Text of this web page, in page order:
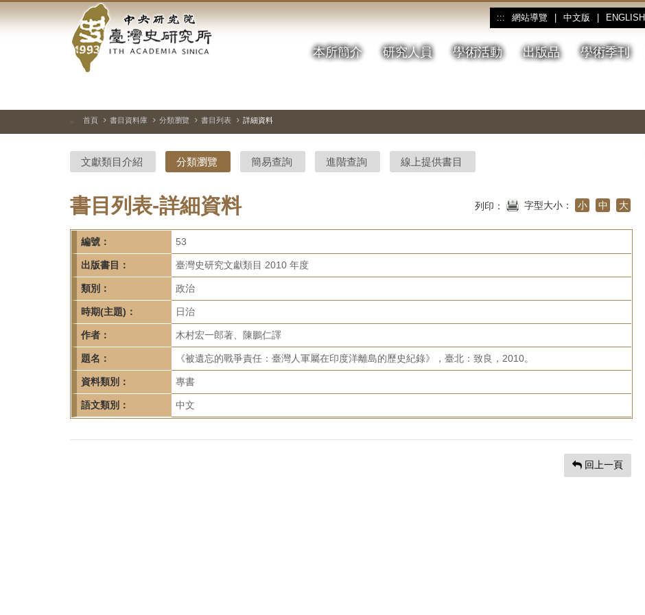
到
中
央
研
院-
臺
灣
史
研
究
所-
首
頁
::: 網站導覽 中文版 ENGLISH
本所簡介 研究人員 學術活動 出版品 學術季刊
::: 首頁 書目資料庫 分類瀏覽 書目列表 詳細資料
文獻類目介紹 分類瀏覽 簡易查詢 進階查詢 線上提供書目
書目列表-詳細資料 列印： 字型大小： 小 中 大
編號： 53
出版書目： 臺灣史研究文獻類目 2010 年度
類別： 政治
時期(主題)： 日治
作者： 木村宏一郎著、陳鵬仁譯
題名： 《被遺忘的戰爭責任：臺灣人軍屬在印度洋離島的歷史紀錄》，臺北：致良，2010。
資料類別： 專書
語文類別： 中文
回上一頁